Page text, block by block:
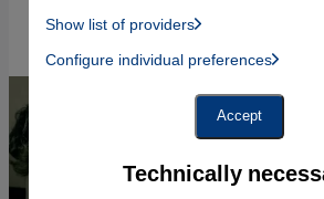
Technically
Show list of providers
Instagram Embed, Twitter Embed,
Facebook Embed /
Google
Configure individual preferences
Accept